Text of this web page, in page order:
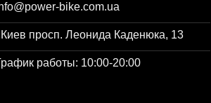
bike.com.ua
просп. Леонида Каденюка, 13
работы: 10:00-20:00